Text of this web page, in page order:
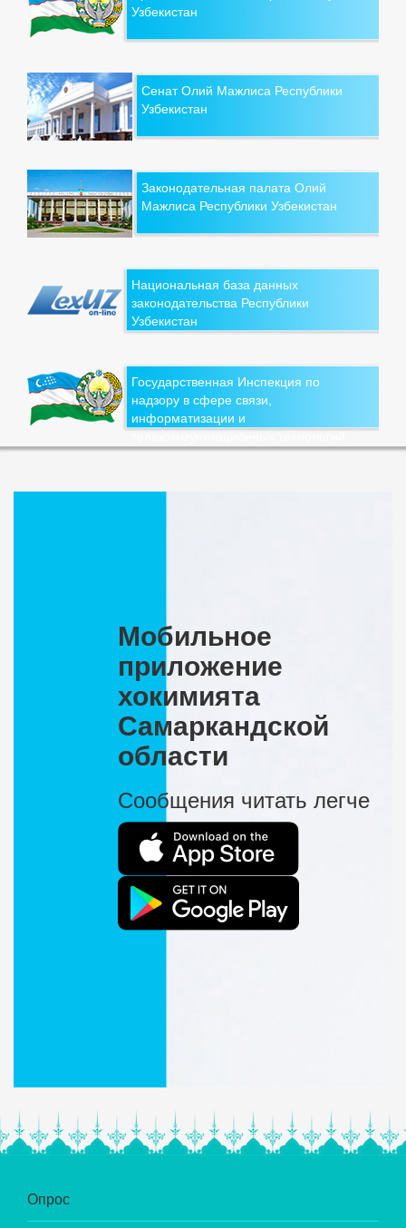
Узбекистан
Сенат Олий Мажлиса Республики
Узбекистан
Законодательная палата Олий
Мажлиса Республики Узбекистан
Национальная база данных
законодательства Республики
Узбекистан
Государственная Инспекция по
надзору в сфере связи,
информатизации и
Мобильное
приложение
хокимията
Самаркандской
области
Сообщения читать легче
Опрос